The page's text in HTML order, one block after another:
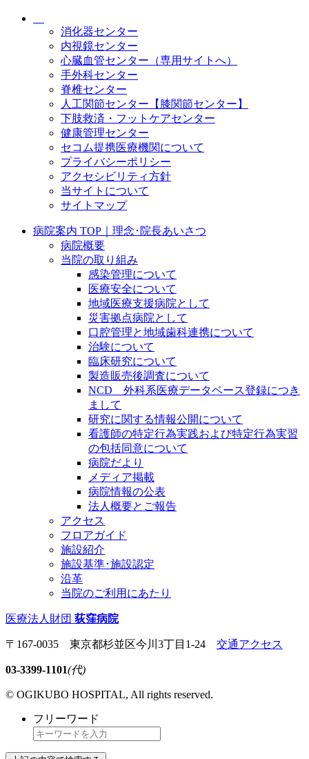
消化器センター
内視鏡センター
心臓血管センター（専用サイトへ）
手外科センター
脊椎センター
人工関節センター【膝関節センター】
下肢救済・フットケアセンター
健康管理センター
セコム提携医療機関について
プライバシーポリシー
アクセシビリティ方針
当サイトについて
サイトマップ
病院案内 TOP｜理念･院長あいさつ
病院概要
当院の取り組み
感染管理について
医療安全について
地域医療支援病院として
災害拠点病院として
口腔管理と地域歯科連携について
治験について
臨床研究について
製造販売後調査について
NCD 外科系医療データベース登録につき
まして
研究に関する情報公開について
看護師の特定行為実践および特定行為実習
の包括同意について
病院だより
メディア掲載
病院情報の公表
法人概要とご報告
アクセス
フロアガイド
施設紹介
施設基準･施設認定
沿革
当院のご利用にあたり
医療法人財団 荻窪病院
〒167-0035 東京都杉並区今川3丁目1-24 交通アクセス
03-3399-1101(代)
© OGIKUBO HOSPITAL, All rights reserved.
フリーワード